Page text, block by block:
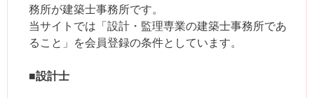
務所が建築士事務所です。
当サイトでは「設計・監理専業の建築士事務所であ
ること」を会員登録の条件としています。
■設計士